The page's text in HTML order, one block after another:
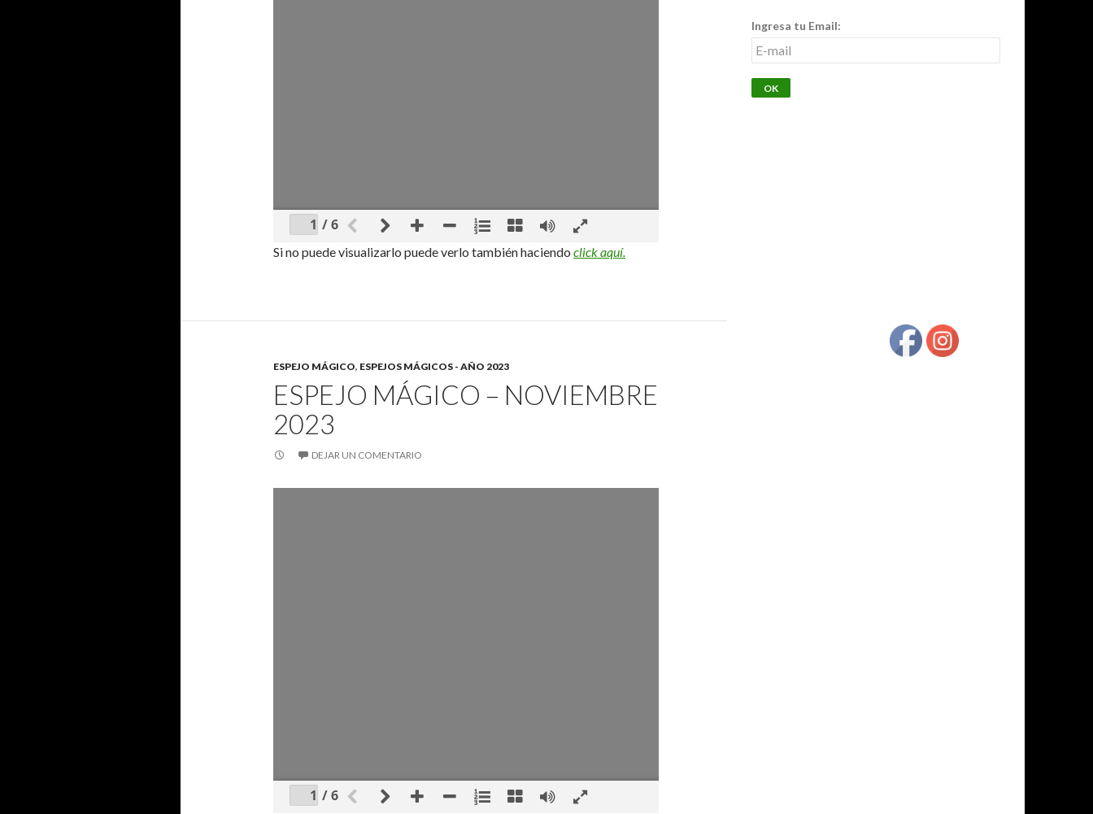
/ 6
Si no puede visualizarlo puede verlo también haciendo click aquí.
ESPEJO MÁGICO, ESPEJOS MÁGICOS - AÑO 2023
ESPEJO MÁGICO – NOVIEMBRE
2023
DEJAR UN COMENTARIO
/ 6
Ingresa tu Email: